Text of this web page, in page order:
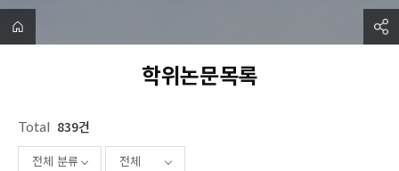
학위논문목록
Total 839건
전체 분류 전체